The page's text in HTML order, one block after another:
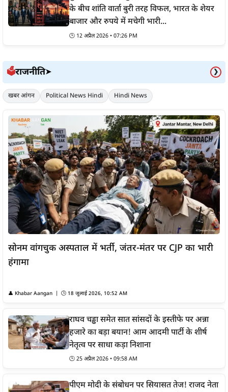
के बीच शांति वार्ता बुरी तरह विफल, भारत के शेयर
बाजार और रुपये में मचेगी भारी...
🕒 12 अप्रैल 2026 • 07:26 PM
🗳️राजनीति➤ ❯
खबर आंगन Political News Hindi Hindi News
सोनम वांगचुक अस्पताल में भर्ती, जंतर-मंतर पर CJP का भारी
हंगामा
👤 Khabar Aangan | 🕒 18 जुलाई 2026, 10:52 AM
राघव चड्ढा समेत सात सांसदों के इस्तीफे पर अन्ना
हजारे का बड़ा बयान! आम आदमी पार्टी के शीर्ष
नेतृत्व पर साधा कड़ा निशाना
🕒 25 अप्रैल 2026 • 09:58 AM
पीएम मोदी के संबोधन पर सियासत तेज! राजद नेता